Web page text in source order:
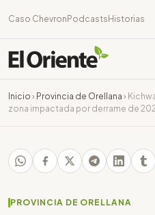
Caso Chevron Podcasts Historias
Inicio › Provincia de Orellana ›
zona impactada por derrame de
PROVINCIA DE ORELLANA